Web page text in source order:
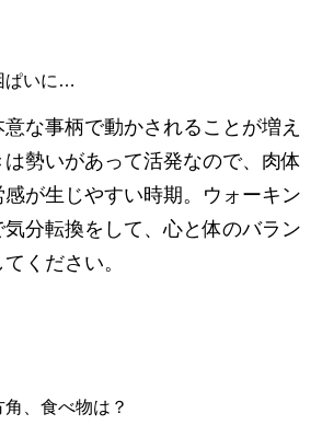
ぱいに…
な事柄で動かされることが増え
は勢いがあって活発なので、肉体
が生じやすい時期。ウォーキン
分転換をして、心と体のバラン
ください。
、食べ物は？